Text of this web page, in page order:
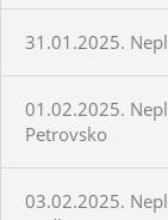
31.01.2025.
01.02.2025.
Petrovsko
03.02.2025.